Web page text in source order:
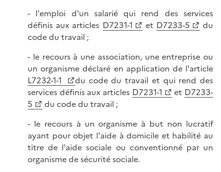
- l'emploi d'un salarié qui rend des services
définis aux articles D7231-1 et D7233-5
du
code du travail ;
- le recours à une association, une entreprise ou
un organisme déclaré en application de l'article
L7232-1-1
du code du travail et qui rend des
services définis aux articles D7231-1 et D7233-
5
du code du travail ;
- le recours à un organisme à but non lucratif
ayant pour objet l'aide à domicile et habilité au
titre de l'aide sociale ou conventionné par un
organisme de sécurité sociale.